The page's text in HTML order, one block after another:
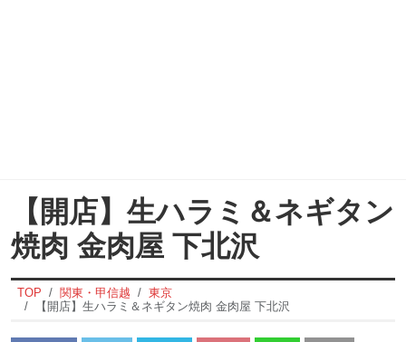
【開店】生ハラミ＆ネギタン
焼肉 金肉屋 下北沢
TOP 関東・甲信越
東京
【開店】生ハラミ＆ネギタン焼肉 金肉屋 下北沢